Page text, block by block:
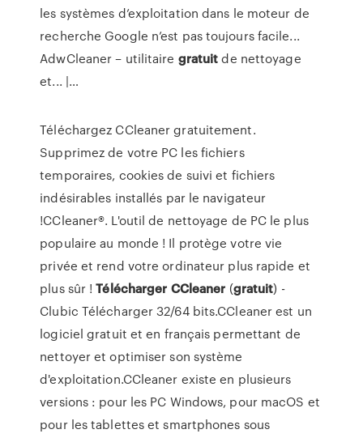
les systèmes d’exploitation dans le moteur de
recherche Google n’est pas toujours facile...
AdwCleaner – utilitaire gratuitde nettoyage
et... |…
Téléchargez CCleaner gratuitement.
Supprimez de votre PC les fichiers
temporaires, cookies de suivi et fichiers
indésirables installés par le navigateur
!CCleaner®. L'outil de nettoyage de PC le plus
populaire au monde ! Il protège votre vie
privée et rend votre ordinateur plus rapide et
plus sûr !Télécharger CCleaner (gratuit) -
Clubic Télécharger 32/64 bits.CCleaner est un
logiciel gratuit et en français permettant de
nettoyer et optimiser son système
d'exploitation.CCleaner existe en plusieurs
versions : pour les PC Windows, pour macOS et
pour les tablettes et smartphones sous